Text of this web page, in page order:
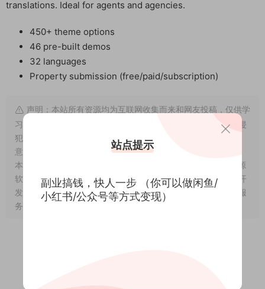
translations. Ideal for agents and agencies.
450+ theme options
46 pre-built demos
32 languages
Property submission (free/paid/subscription)
声明：本站所有资源均为互联网收集而来和网友投稿，仅供学
习交流使用，如资源适合请购买正版体验更完善的服务；如有侵
犯到您的权益，可联系我们删除，给您带来的不便我们深表歉
意。
本站分享的WordPress主题/插件均遵循
（开源
软件）。相关介绍资料仅供参考，实际版本可能因版本迭代或开
发者调整而产生变化。涉及第三方原创图像、设计模板、远程服
务等内容的使用，需获得作者授权。
站点提示
副业搞钱，快人一步 （你可以做闲鱼/
小红书/公众号等方式变现）